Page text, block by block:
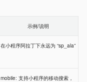
示例/说明
在小程序阿拉丁下永远为 “sp_ala”
mobile: 支持小程序的移动搜索，